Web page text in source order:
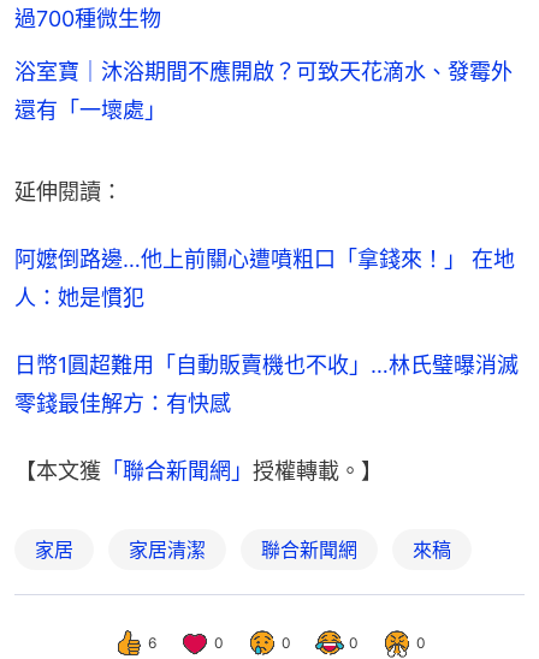
過700種微生物
浴室寶｜沐浴期間不應開啟？可致天花滴水、發霉外
還有「一壞處」
延伸閱讀：
阿嬤倒路邊…他上前關心遭噴粗口「拿錢來！」 在地
人：她是慣犯
日幣1圓超難用「自動販賣機也不收」…林氏璧曝消滅
零錢最佳解方：有快感
【本文獲 「聯合新聞網」 授權轉載。】
家居 家居清潔 聯合新聞網 來稿
6 0 0 0 0